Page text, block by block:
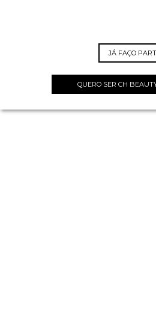
JÁ FAÇO
QUERO SER CH